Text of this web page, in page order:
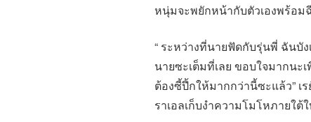
หนุ่มจะพยักหน้ากับตัวเองพร้อม
“ ระหว่างที่นายฟัดกับรุ่นพี่ ฉันบั
นายซะเต็มที่เลย ขอบใจมากนะ
ต้องซี้ปึ้กให้มากกว่านี้ซะแล้ว” เ
ราเอลเก็บงำความโมโหภายใ